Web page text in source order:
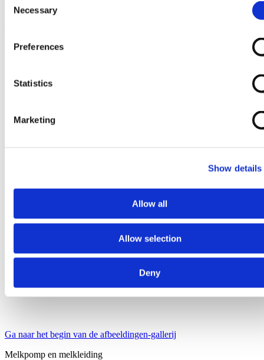
Selection
Necessary
Preferences
Statistics
Marketing
Show details
Allow all
Allow selection
Deny
Keerringset passend voor FP 66 melkpomp van Fullwood
Ga naar het begin van de afbeeldingen-gallerij
Melkpomp en melkleiding